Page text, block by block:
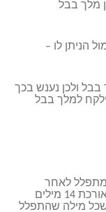
בבל ולכן נענש בכך
ששומע את נבואת ישעיהו הנביא. תפילתו אורכת 14 מילים
שכל מילה שהתפלל